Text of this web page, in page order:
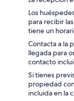
Los
para recibir
tiene un
Contacta a la
llegada para
contacto
Si tienes
propiedad
incluida en la